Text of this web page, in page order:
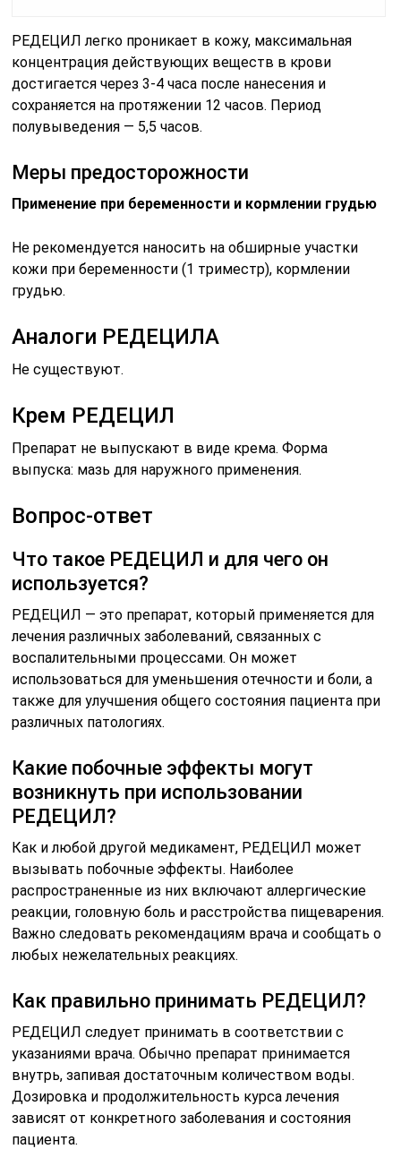
РЕДЕЦИЛ легко проникает в кожу, максимальная
концентрация действующих веществ в крови
достигается через 3-4 часа после нанесения и
сохраняется на протяжении 12 часов. Период
полувыведения — 5,5 часов.
Меры предосторожности
Применение при беременности и кормлении грудью
Не рекомендуется наносить на обширные участки
кожи при беременности (1 триместр), кормлении
грудью.
Аналоги РЕДЕЦИЛА
Не существуют.
Крем РЕДЕЦИЛ
Препарат не выпускают в виде крема. Форма
выпуска: мазь для наружного применения.
Вопрос-ответ
Что такое РЕДЕЦИЛ и для чего он
используется?
РЕДЕЦИЛ — это препарат, который применяется для
лечения различных заболеваний, связанных с
воспалительными процессами. Он может
использоваться для уменьшения отечности и боли, а
также для улучшения общего состояния пациента при
различных патологиях.
Какие побочные эффекты могут
возникнуть при использовании
РЕДЕЦИЛ?
Как и любой другой медикамент, РЕДЕЦИЛ может
вызывать побочные эффекты. Наиболее
распространенные из них включают аллергические
реакции, головную боль и расстройства пищеварения.
Важно следовать рекомендациям врача и сообщать о
любых нежелательных реакциях.
Как правильно принимать РЕДЕЦИЛ?
РЕДЕЦИЛ следует принимать в соответствии с
указаниями врача. Обычно препарат принимается
внутрь, запивая достаточным количеством воды.
Дозировка и продолжительность курса лечения
зависят от конкретного заболевания и состояния
пациента.